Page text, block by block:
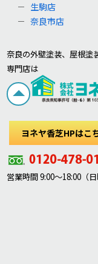
生駒店
奈良市店
奈良の外壁塗装、屋根塗
専門店は
ヨネヤ香芝HPはこ
営業時間 9:00～18:00（日